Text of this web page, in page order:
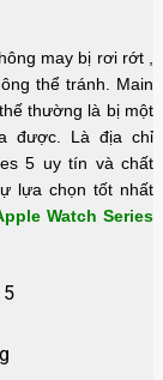
may bị rơi rớt ,
thể tránh. Main
thường là bị một
được. Là địa chỉ
5 uy tín và chất
lựa chọn tốt nhất
Watch Series